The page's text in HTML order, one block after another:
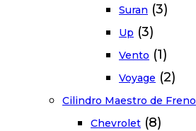
Suran (3)
Up (3)
Vento (1)
Voyage (2)
Cilindro Maestro de Freno
Chevrolet (8)